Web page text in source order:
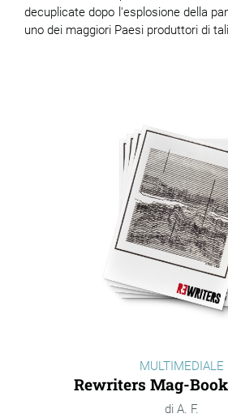
decuplicate dopo l'esplosione della
uno dei maggiori Paesi produttori di
MULTIMEDIALE
Rewriters Mag-
A. F.